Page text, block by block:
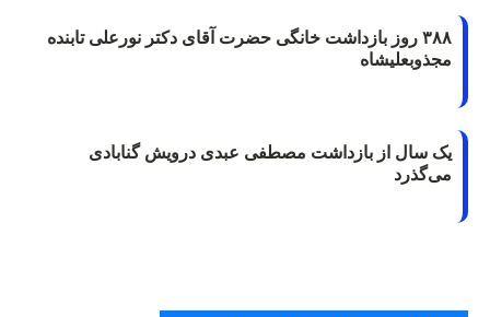
۳۸۸ روز بازداشت خانگی حضرت آقای دکتر نورعلی تابنده
مجذوبعلیشاه
یک سال از بازداشت مصطفی عبدی درویش گنابادی
می‌گذرد